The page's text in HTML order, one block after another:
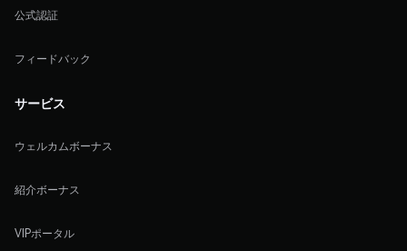
公式認証
フィードバック
サービス
ウェルカムボーナス
紹介ボーナス
VIPポータル